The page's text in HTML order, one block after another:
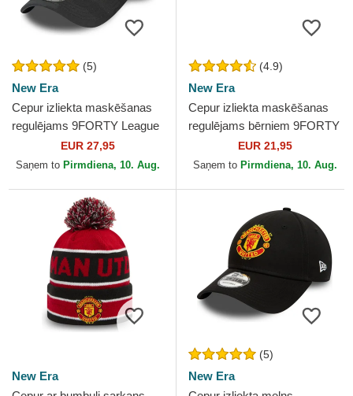
(5)
New Era
Cepur izliekta maskēšanas
regulējams 9FORTY League
Essential no New York
Yankees MLB no New Era
EUR 27,95
Saņem to Pirmdiena, 10. Aug.
(4.9)
New Era
Cepur izliekta maskēšanas
regulējams bērniem 9FORTY
League Essential no New
York Yankees MLB no...
EUR 21,95
Saņem to Pirmdiena, 10. Aug.
New Era
(5)
New Era